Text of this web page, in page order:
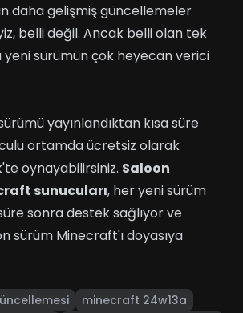
daha gelişmiş güncellemeler
belli değil. Ancak belli olan tek
yeni sürümün çok heyecan verici
yayınlandıktan kısa süre
ortamda ücretsiz olarak
oynayabilirsiniz. Saloon
sunucuları, her yeni sürüm
süre sonra destek sağlıyor ve
sürüm Minecraft'ı doyasıya
minecraft 24w13a